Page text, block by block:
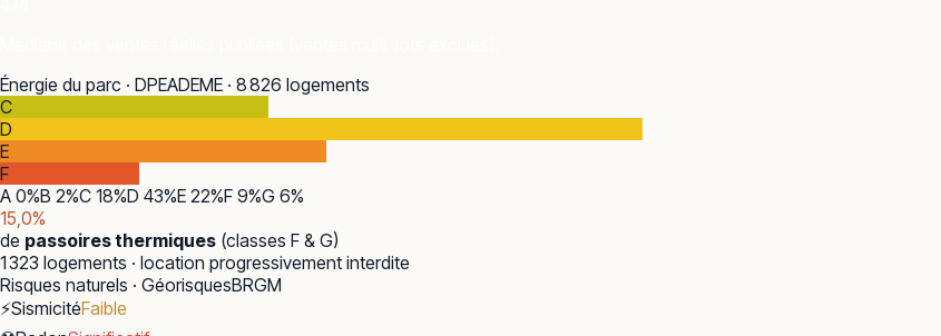
Énergie du parc · DPEADEME · 8 826 logements
C
D
E
F
A 0%B 2%C 18%D 43%E 22%F 9%G 6%
15,0%
de passoires thermiques (classes F & G)
1 323 logements · location progressivement interdite
Risques naturels · GéorisquesBRGM
⚡SismicitéFaible